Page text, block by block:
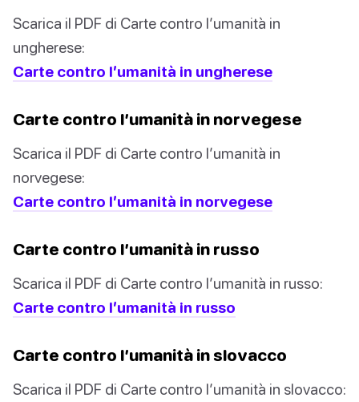
Scarica il PDF di Carte contro l’umanità in
ungherese:
Carte contro l’umanità in ungherese
Carte contro l’umanità in norvegese
Scarica il PDF di Carte contro l’umanità in
norvegese:
Carte contro l’umanità in norvegese
Carte contro l’umanità in russo
Scarica il PDF di Carte contro l’umanità in russo:
Carte contro l’umanità in russo
Carte contro l’umanità in slovacco
Scarica il PDF di Carte contro l’umanità in slovacco: